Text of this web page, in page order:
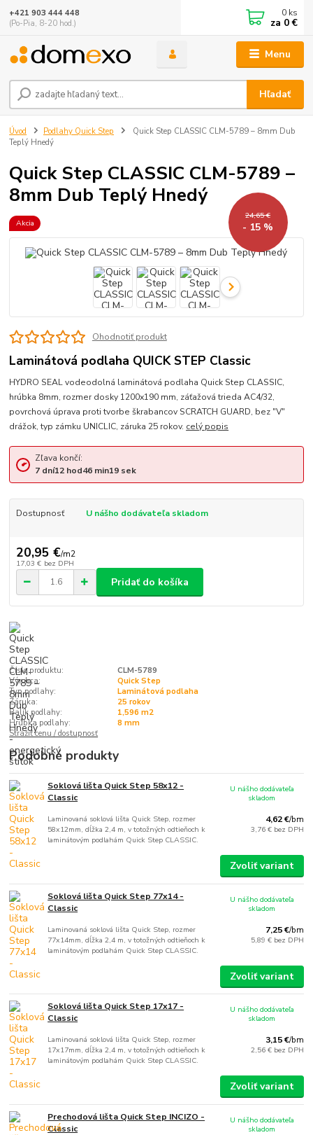
Menu
Hľadať
+421 903 444 448
(Po-Pia, 8-20 hod.)
0 ks
za 0 €
Úvod Podlahy Quick Step
Quick Step CLASSIC CLM-5789 – 8mm Dub
Teplý Hnedý
Quick Step CLASSIC CLM-5789 –
8mm Dub Teplý Hnedý
Akcia
24,65 €
- 15 %
Ohodnotiť produkt
Laminátová podlaha QUICK STEP Classic
HYDRO SEAL vodeodolná laminátová podlaha Quick Step CLASSIC,
hrúbka 8mm, rozmer dosky 1200x190 mm, záťažová trieda AC4/32,
povrchová úprava proti tvorbe škrabancov SCRATCH GUARD, bez "V"
drážok, typ zámku UNICLIC, záruka 25 rokov. celý popis
Zľava končí:
7 dní12hod46min18sek
Dostupnosť U nášho dodávateľa skladom
20,95 €/m2
17,03 € bez DPH
Pridať do košíka
Číslo produktu:
CLM-5789
Výrobca:
Quick Step
Typ podlahy:
Laminátová podlaha
Záruka:
25 rokov
Balík podlahy:
1,596 m2
Hrúbka podlahy:
8 mm
Strážiť cenu / dostupnosť
Podobné produkty
Soklová lišta Quick Step 58x12 -
Classic
Laminovaná soklová lišta Quick Step, rozmer
58x12mm, dĺžka 2,4 m, v totožných odtieňoch k
laminátovým podlahám Quick Step CLASSIC.
4,62 €/bm
3,76 € bez DPH
U nášho dodávateľa
skladom
Zvoliť variant
Soklová lišta Quick Step 77x14 -
Classic
Laminovaná soklová lišta Quick Step, rozmer
77x14mm, dĺžka 2,4 m, v totožných odtieňoch k
laminátovým podlahám Quick Step CLASSIC.
7,25 €/bm
5,89 € bez DPH
U nášho dodávateľa
skladom
Zvoliť variant
Soklová lišta Quick Step 17x17 -
Classic
Laminovaná soklová lišta Quick Step, rozmer
17x17mm, dĺžka 2,4 m, v totožných odtieňoch k
laminátovým podlahám Quick Step CLASSIC.
3,15 €/bm
2,56 € bez DPH
U nášho dodávateľa
skladom
Zvoliť variant
Prechodová lišta Quick Step INCIZO -
Classic
U nášho dodávateľa
skladom